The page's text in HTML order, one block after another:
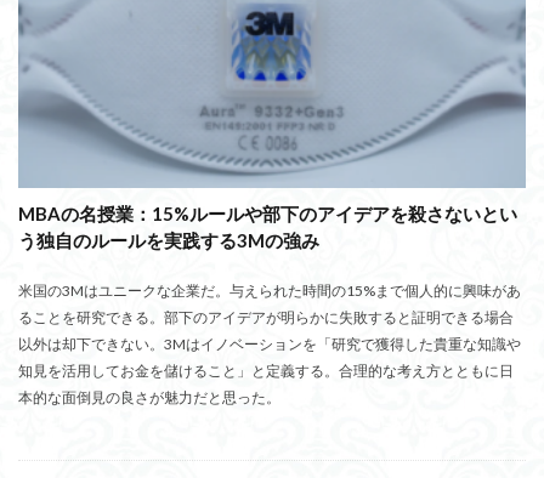
MBAの名授業：15%ルールや部下のアイデアを殺さないとい
う独自のルールを実践する3Mの強み
米国の3Mはユニークな企業だ。与えられた時間の15%まで個人的に興味があ
ることを研究できる。部下のアイデアが明らかに失敗すると証明できる場合
以外は却下できない。3Mはイノベーションを「研究で獲得した貴重な知識や
知見を活用してお金を儲けること」と定義する。合理的な考え方とともに日
本的な面倒見の良さが魅力だと思った。